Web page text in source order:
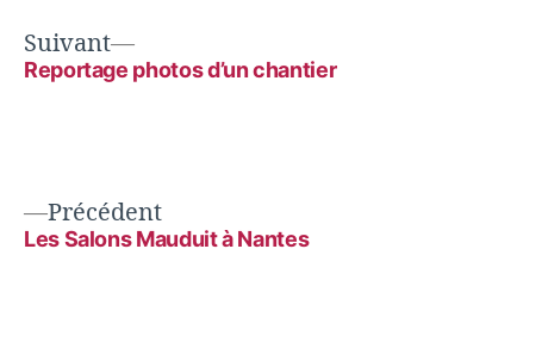
Précédent
Les Salons Mauduit à Nantes
Suivant
Reportage photos d’un chantier